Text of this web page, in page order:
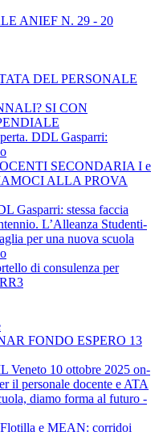
ANIEF N. 29 - 20
DEL PERSONALE
SI CON
DDL Gasparri:
SECONDARIA I e
ALLA PROVA
Gasparri: stessa faccia
L’Alleanza Studenti-
per una nuova scuola
di consulenza per
FONDO ESPERO 13
Veneto 10 ottobre 2025 on-
il personale docente e ATA
diamo forma al futuro -
e MEAN: corridoi